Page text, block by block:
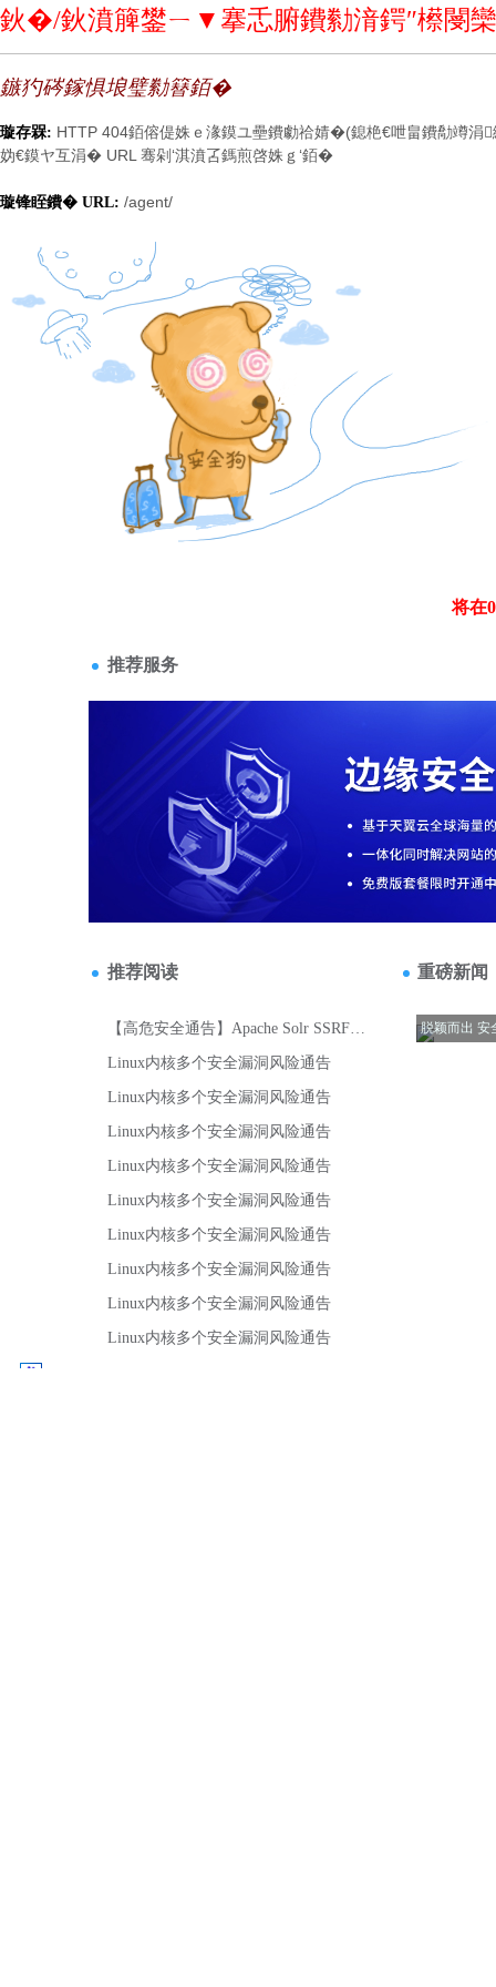
鈥�/鈥濆簲鐢ㄧ▼搴忎腑鐨勬湇鍔″櫒閿
鏃犳硶鎵惧埌璧勬簮銆�
璇存槑: HTTP 404銆傛偍姝ｅ湪鏌ユ壘鐨勮祫婧�(鎴栬€呭畠鐨勪竴涓
妫€鏌ヤ互涓� URL 骞剁‘淇濆叾鎷煎啓姝ｇ‘銆�
璇锋眰鐨� URL: /agent/